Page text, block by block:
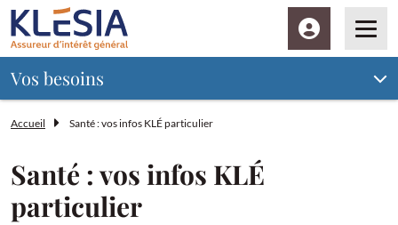
Espace client
Vos besoins
Accueil Santé : vos infos KLÉ particulier
Santé : vos infos KLÉ
particulier